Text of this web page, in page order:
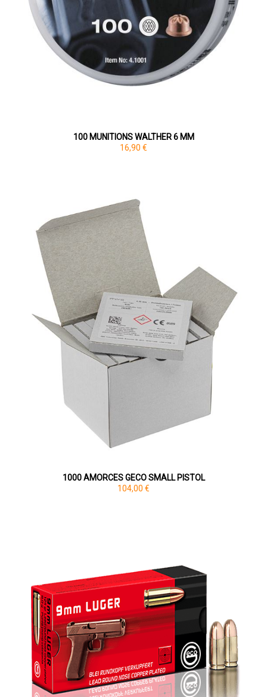
100 MUNITIONS WALTHER 6 MM
16,90 €
1000 AMORCES GECO SMALL PISTOL
104,00 €